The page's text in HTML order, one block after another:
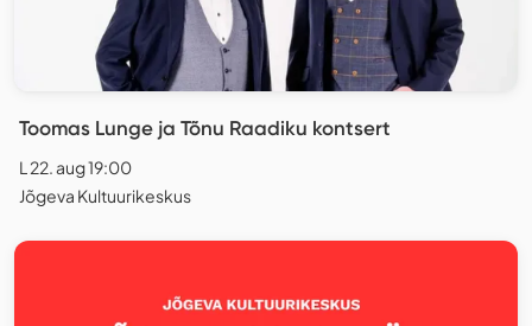
Toomas Lunge ja Tõnu Raadiku kontsert
L 22. aug 19:00
Jõgeva Kultuurikeskus